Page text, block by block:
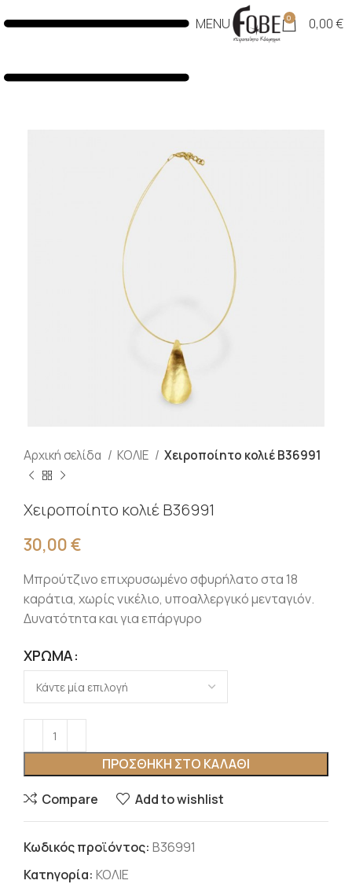
MENU 0 0,00€
Αρχική σελίδα ΚΟΛΙΕ Χειροποίητο κολιέ Β36991
Χειροποίητο κολιέ Β36991
30,00€
Μπρούτζινο επιχρυσωμένο σφυρήλατο στα 18
καράτια, χωρίς νικέλιο, υποαλλεργικό μενταγιόν.
Δυνατότητα και για επάργυρο
ΧΡΏΜΑ
ΠΡΟΣΘΉΚΗ ΣΤΟ ΚΑΛΆΘΙ
Compare Add to wishlist
Κωδικός προϊόντος: Β36991
Κατηγορία: ΚΟΛΙΕ